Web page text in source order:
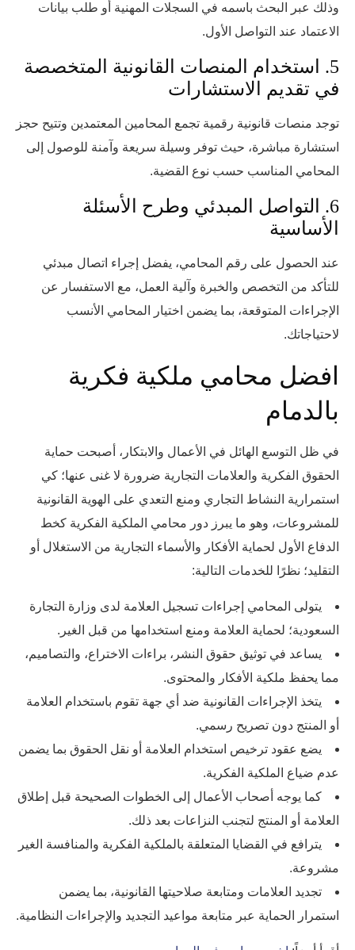
وذلك عبر البحث باسمه في السجلات المهنية أو طلب بيانات
الاعتماد عند التواصل الأول.
5. استخدام المنصات القانونية المتخصصة
في تقديم الاستشارات
توجد منصات قانونية رقمية تجمع المحامين المعتمدين وتتيح حجز
استشارة مباشرة، حيث توفر وسيلة سريعة وآمنة للوصول إلى
المحامي المناسب حسب نوع القضية.
6. التواصل المبدئي وطرح الأسئلة
الأساسية
عند الحصول على رقم المحامي، يفضل إجراء اتصال مبدئي
للتأكد من التخصص والخبرة وآلية العمل، مع الاستفسار عن
الإجراءات المتوقعة، بما يضمن اختيار المحامي الأنسب
لاحتياجاتك.
افضل محامي ملكية فكرية
بالدمام
في ظل التوسع الهائل في الأعمال والابتكار، أصبحت حماية
الحقوق الفكرية والعلامات التجارية ضرورة لا غنى عنها؛ كي
استمرارية النشاط التجاري ومنع التعدي على الهوية القانونية
للمشروعات، وهو ما يبرز دور محامي الملكية الفكرية كخط
الدفاع الأول لحماية الأفكار والأسماء التجارية من الاستغلال أو
التقليد؛ نظرًا للخدمات التالية:
يتولى المحامي إجراءات تسجيل العلامة لدى وزارة التجارة
السعودية؛ لحماية العلامة ومنع استخدامها من قبل الغير.
يساعد في توثيق حقوق النشر، براءات الاختراع، والتصاميم،
مما يحفظ ملكية الأفكار والمحتوى.
يتخذ الإجراءات القانونية ضد أي جهة تقوم باستخدام العلامة
أو المنتج دون تصريح رسمي.
يضع عقود ترخيص استخدام العلامة أو نقل الحقوق بما يضمن
عدم ضياع الملكية الفكرية.
كما يوجه أصحاب الأعمال إلى الخطوات الصحيحة قبل إطلاق
العلامة أو المنتج لتجنب النزاعات بعد ذلك.
يترافع في القضايا المتعلقة بالملكية الفكرية والمنافسة الغير
مشروعة.
تجديد العلامات ومتابعة صلاحيتها القانونية، بما يضمن
استمرار الحماية عبر متابعة مواعيد التجديد والإجراءات النظامية.